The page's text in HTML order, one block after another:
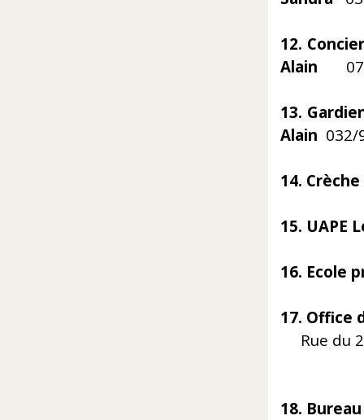
12.
Alain
13.
Alain 032/
14.
15. UAPE
16. Ecole
17. Office
Rue du
18.